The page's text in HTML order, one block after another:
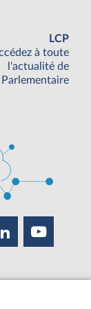
LCP
à toute
l'actualité de
Parlementaire